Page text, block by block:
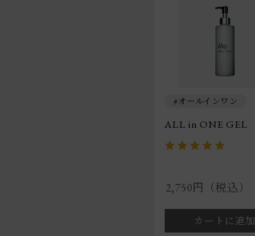
オールインワン
ALL in ONE GEL
2,750円（税込）
カートに追加